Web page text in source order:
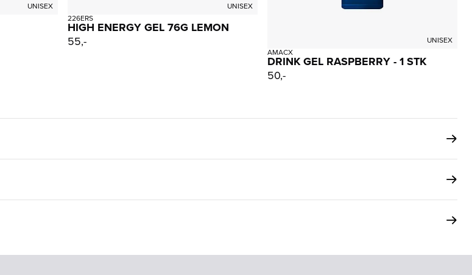
UNISEX
UNISEX
226ERS
HIGH ENERGY GEL 76G LEMON
55,-
UNISEX
AMACX
DRINK GEL RASPBERRY - 1 STK
50,-